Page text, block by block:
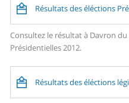
Résultats des éléctions
Consultez le résultat à Davron
Présidentielles 2012.
Résultats des éléctions